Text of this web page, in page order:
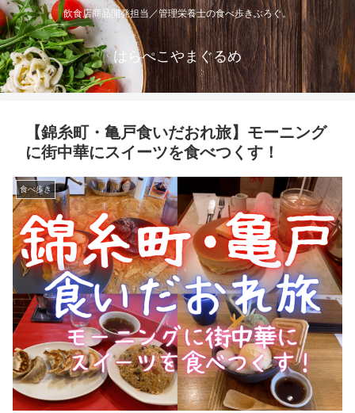
飲食店商品開発担当／管理栄養士の食べ歩きぶろぐ。
はらぺこやまぐるめ
【錦糸町・亀戸食いだおれ旅】モーニング
に街中華にスイーツを食べつくす！
食べ歩き